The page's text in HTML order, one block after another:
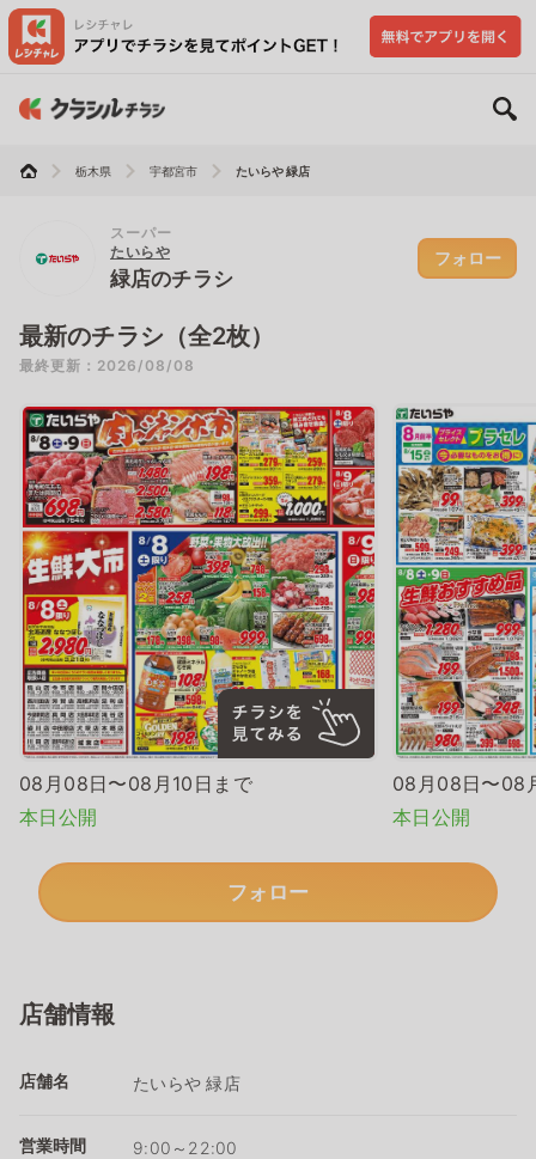
栃木県 宇都宮市 たいらや 緑店
スーパー
たいらや
緑店のチラシ
フォロー
最新のチラシ（全2枚）
最終更新：2026/08/08
08月08日〜08月10日まで
本日公開
08月08日〜08
本日公開
フォロー
店舗情報
店舗名 たいらや 緑店
営業時間 9:00～22:00